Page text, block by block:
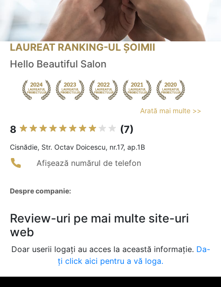
LAUREAT RANKING-UL ȘOIMII
Hello Beautiful Salon
Arată mai multe >>
8 (7)
Cisnădie, Str. Octav Doicescu, nr.17, ap.1B
Afișează numărul de telefon
Despre companie:
Review-uri pe mai multe site-uri
web
Doar userii logați au acces la această informație. Da-
ți click aici pentru a vă loga.